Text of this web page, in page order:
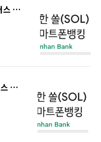
신한 쏠퀴즈 4월5일 야구SOL 플러스 출석(위드)플레이OX 정답 모음
신한 쏠퀴즈 4월4일 야구SOL 플러스 출석(위드)플레이OX 정답 모음